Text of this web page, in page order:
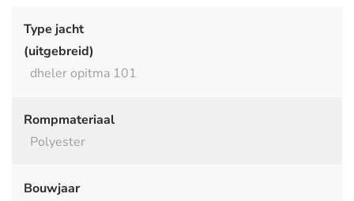
Type jacht
(uitgebreid)
dheler opitma 101
Rompmateriaal
Polyester
Bouwjaar